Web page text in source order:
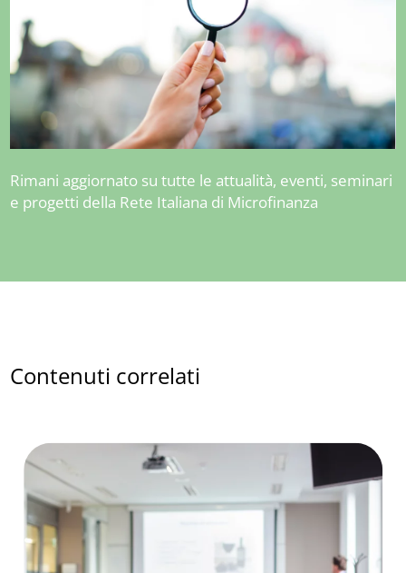
Rimani aggiornato su tutte le attualità, eventi, seminari
e progetti della Rete Italiana di Microfinanza
Contenuti correlati